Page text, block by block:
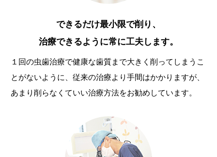
できるだけ最小限で削り、
治療できるように常に工夫します。
１回の虫歯治療で健康な歯質まで大きく削ってしまうこ
とがないように、従来の治療より手間はかかりますが、
あまり削らなくていい治療方法をお勧めしています。